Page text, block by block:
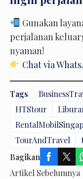
Gunakan
perjalanan
nyaman!
Chat via
Tags
HTStour
TourAndTravel
Bagikan
Artikel Sebelumnya